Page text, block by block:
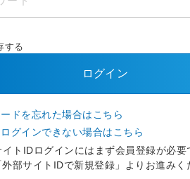
する
ログイン
ドを忘れた場合はこちら
グインできない場合はこちら
トIDログインにはまず会員登録が必要
部サイトIDで新規登録」よりお進みく